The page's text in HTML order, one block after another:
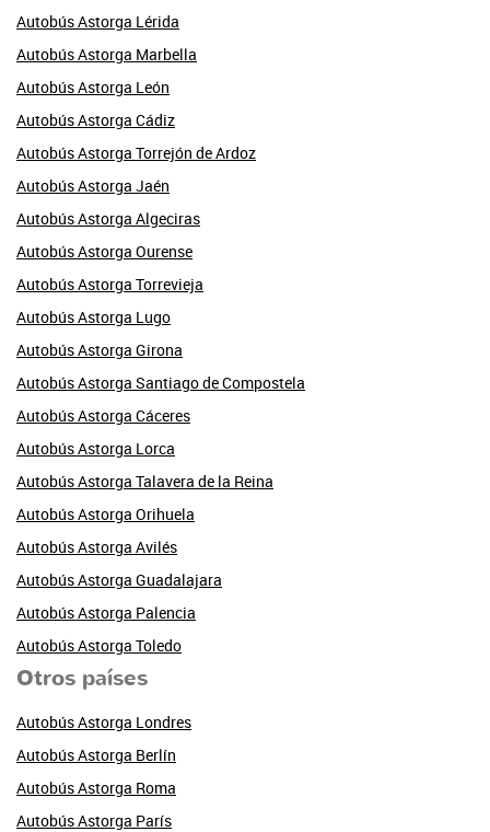
Autobús Astorga Lérida
Autobús Astorga Marbella
Autobús Astorga León
Autobús Astorga Cádiz
Autobús Astorga Torrejón de Ardoz
Autobús Astorga Jaén
Autobús Astorga Algeciras
Autobús Astorga Ourense
Autobús Astorga Torrevieja
Autobús Astorga Lugo
Autobús Astorga Girona
Autobús Astorga Santiago de Compostela
Autobús Astorga Cáceres
Autobús Astorga Lorca
Autobús Astorga Talavera de la Reina
Autobús Astorga Orihuela
Autobús Astorga Avilés
Autobús Astorga Guadalajara
Autobús Astorga Palencia
Autobús Astorga Toledo
Otros países
Autobús Astorga Londres
Autobús Astorga Berlín
Autobús Astorga Roma
Autobús Astorga París